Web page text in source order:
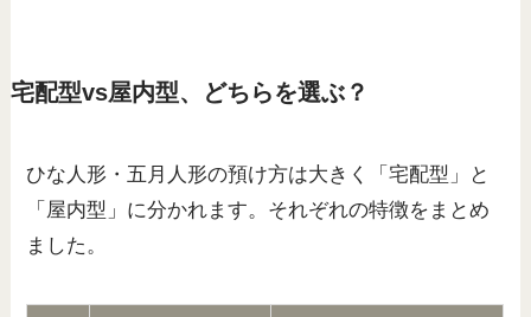
宅配型vs屋内型、どちらを選ぶ？
ひな人形・五月人形の預け方は大きく「宅配型」と
「屋内型」に分かれます。それぞれの特徴をまとめ
ました。